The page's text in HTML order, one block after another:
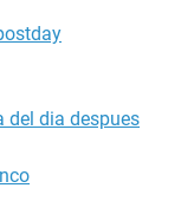
del dia despues